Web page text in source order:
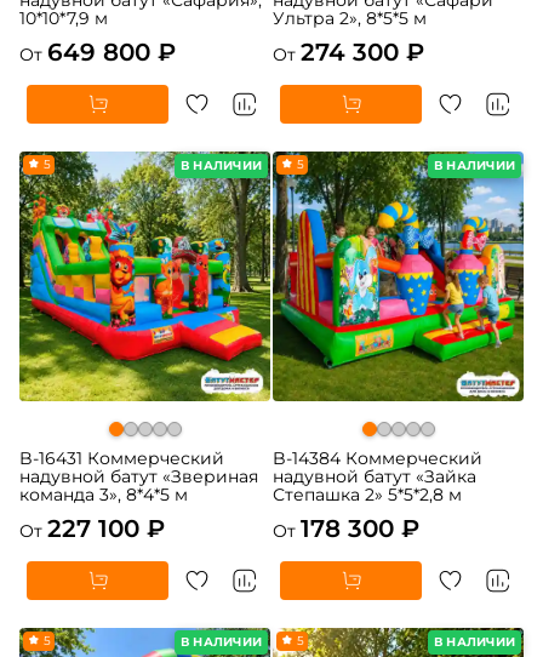
10*10*7,9 м
От 649 800 ₽
Ультра 2», 8*5*5 м
От 274 300 ₽
В НАЛИЧИИ
5
B-16431 Коммерческий
надувной батут «Звериная
команда 3», 8*4*5 м
От 227 100 ₽
В НАЛИЧИИ
5
B-14384 Коммерческий
надувной батут «Зайка
Степашка 2» 5*5*2,8 м
От 178 300 ₽
В НАЛИЧИИ
5 В НАЛИЧИИ
5